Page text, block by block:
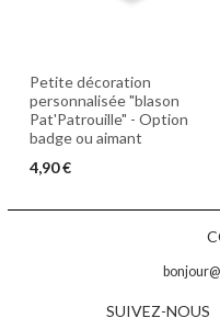
Petite décoration
personnalisée "blason
Pat'Patrouille" - Option
badge ou aimant
4,90 €
SUIVEZ-NOUS